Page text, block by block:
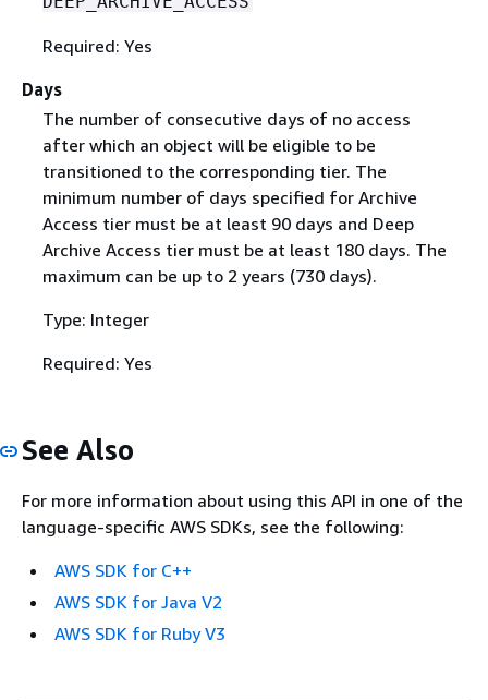
Required: Yes
Days
The number of consecutive days of no access
after which an object will be eligible to be
transitioned to the corresponding tier. The
minimum number of days specified for Archive
Access tier must be at least 90 days and Deep
Archive Access tier must be at least 180 days. The
maximum can be up to 2 years (730 days).
Type: Integer
Required: Yes
See Also
For more information about using this API in one of the
language-specific AWS SDKs, see the following:
AWS SDK for C++
AWS SDK for Java V2
AWS SDK for Ruby V3